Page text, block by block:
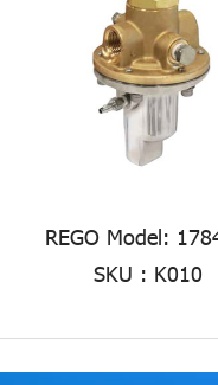
REGO Model:
SKU : K010